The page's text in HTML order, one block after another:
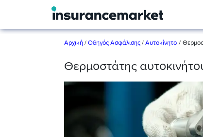
Αρχική / Οδηγός Ασφάλισης / Αυτοκίνητο /
Θερμοστάτης